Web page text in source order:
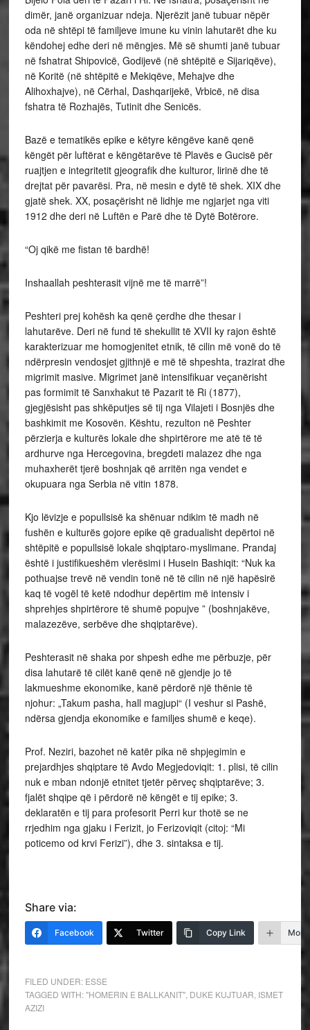
dimër, janë organizuar ndeja. Njerëzit janë tubuar nëpër
oda në shtëpi të familjeve imune ku vinin lahutarët dhe ku
këndohej edhe deri në mëngjes. Më së shumti janë tubuar
në fshatrat Shipovicë, Godijevë (në shtëpitë e Sijariqëve),
në Koritë (në shtëpitë e Mekiqëve, Mehajve dhe
Alihoxhajve), në Cërhal, Dashqarijekë, Vrbicë, në disa
fshatra të Rozhajës, Tutinit dhe Senicës.
Bazë e tematikës epike e këtyre këngëve kanë qenë
këngët për luftërat e këngëtarëve të Plavës e Gucisë për
ruajtjen e integritetit gjeografik dhe kulturor, lirinë dhe të
drejtat për pavarësi. Pra, në mesin e dytë të shek. XIX dhe
gjatë shek. XX, posaçërisht në lidhje me ngjarjet nga viti
1912 dhe deri në Luftën e Parë dhe të Dytë Botërore.
“Oj qikë me fistan të bardhë!
Inshaallah peshterasit vijnë me të marrë”!
Peshteri prej kohësh ka qenë çerdhe dhe thesar i
lahutarëve. Deri në fund të shekullit të XVII ky rajon është
karakterizuar me homogjenitet etnik, të cilin më vonë do të
ndërpresin vendosjet gjithnjë e më të shpeshta, trazirat dhe
migrimit masive. Migrimet janë intensifikuar veçanërisht
pas formimit të Sanxhakut të Pazarit të Ri (1877),
gjegjësisht pas shkëputjes së tij nga Vilajeti i Bosnjës dhe
bashkimit me Kosovën. Kështu, rezulton në Peshter
përzierja e kulturës lokale dhe shpirtërore me atë të të
ardhurve nga Hercegovina, bregdeti malazez dhe nga
muhaxherët tjerë boshnjak që arritën nga vendet e
okupuara nga Serbia në vitin 1878.
Kjo lëvizje e popullsisë ka shënuar ndikim të madh në
fushën e kulturës gojore epike që gradualisht depërtoi në
shtëpitë e popullsisë lokale shqiptaro-myslimane. Prandaj
është i justifikueshëm vlerësimi i Husein Bashiqit: “Nuk ka
pothuajse trevë në vendin tonë në të cilin në një hapësirë
kaq të vogël të ketë ndodhur depërtim më intensiv i
shprehjes shpirtërore të shumë popujve ” (boshnjakëve,
malazezëve, serbëve dhe shqiptarëve).
Peshterasit në shaka por shpesh edhe me përbuzje, për
disa lahutarë të cilët kanë qenë në gjendje jo të
lakmueshme ekonomike, kanë përdorë një thënie të
njohur: „Takum pasha, hall magjupi“ (I veshur si Pashë,
ndërsa gjendja ekonomike e familjes shumë e keqe).
Prof. Neziri, bazohet në katër pika në shpjegimin e
prejardhjes shqiptare të Avdo Megjedoviqit: 1. plisi, të cilin
nuk e mban ndonjë etnitet tjetër përveç shqiptarëve; 3.
fjalët shqipe që i përdorë në këngët e tij epike; 3.
deklaratën e tij para profesorit Perri kur thotë se ne
rrjedhim nga gjaku i Ferizit, jo Ferizoviqit (citoj: “Mi
poticemo od krvi Ferizi”), dhe 3. sintaksa e tij.
Share via:
Facebook Twitter Copy Link More
FILED UNDER: ESSE
TAGGED WITH:"HOMERIN E BALLKANIT", DUKE KUJTUAR ISMET
AZIZI